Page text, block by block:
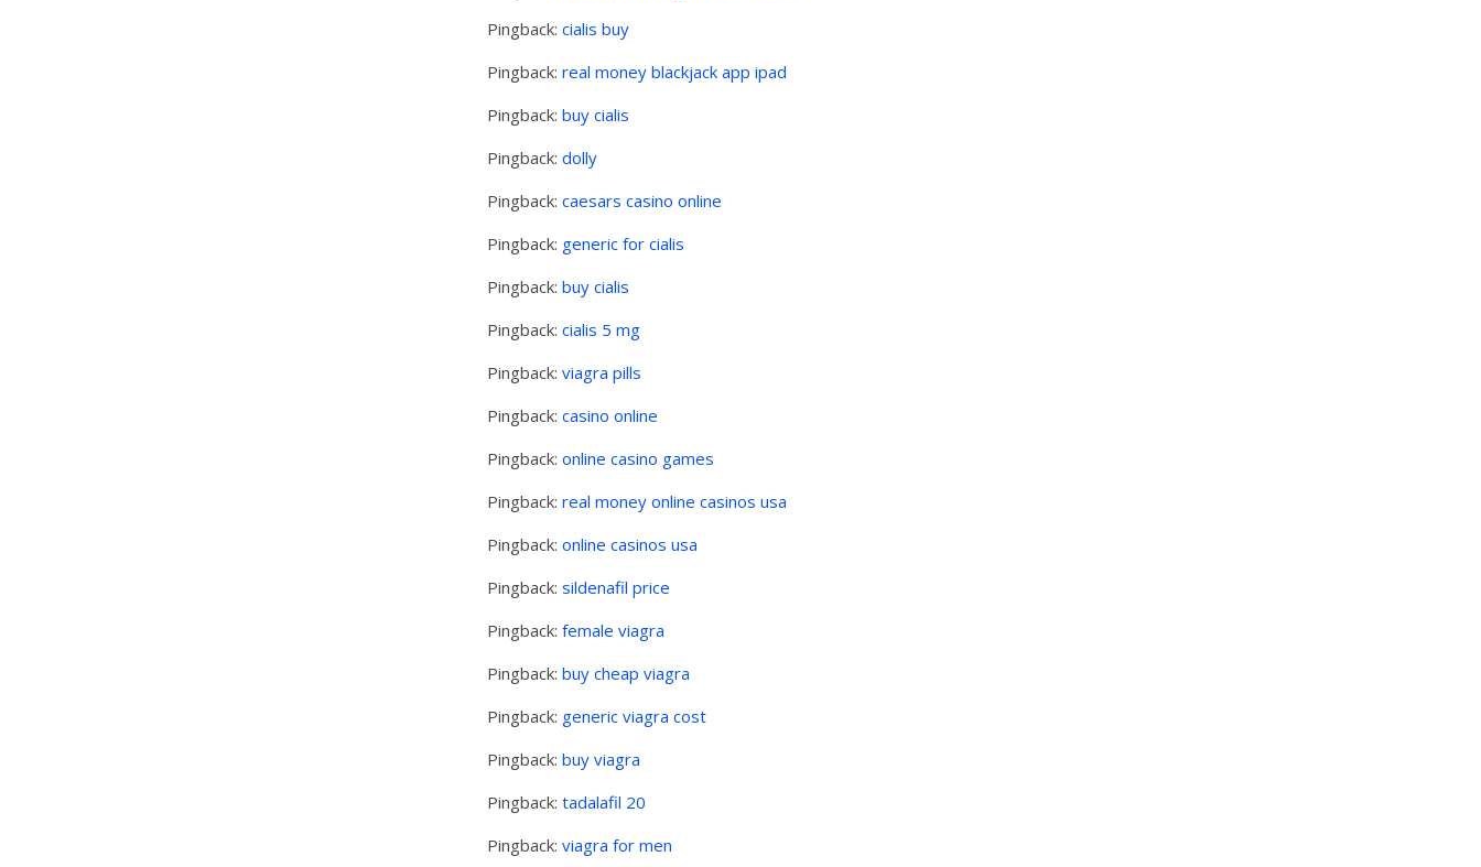
Pingback: cialis buy
Pingback: real money blackjack app ipad
Pingback: buy cialis
Pingback: dolly
Pingback: caesars casino online
Pingback: generic for cialis
Pingback: buy cialis
Pingback: cialis 5 mg
Pingback: viagra pills
Pingback: casino online
Pingback: online casino games
Pingback: real money online casinos usa
Pingback: online casinos usa
Pingback: sildenafil price
Pingback: female viagra
Pingback: buy cheap viagra
Pingback: generic viagra cost
Pingback: buy viagra
Pingback: tadalafil 20
Pingback: viagra for men